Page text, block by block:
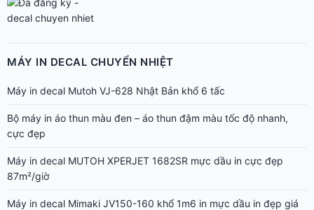
MÁY IN DECAL CHUYỂN NHIỆT
Máy in decal Mutoh VJ-628 Nhật Bản khổ 6 tấc
Bộ máy in áo thun màu đen – áo thun đậm màu tốc độ nhanh,
cực đẹp
Máy in decal MUTOH XPERJET 1682SR mực dầu in cực đẹp
87m²/giờ
Máy in decal Mimaki JV150-160 khổ 1m6 in mực dầu in đẹp giá